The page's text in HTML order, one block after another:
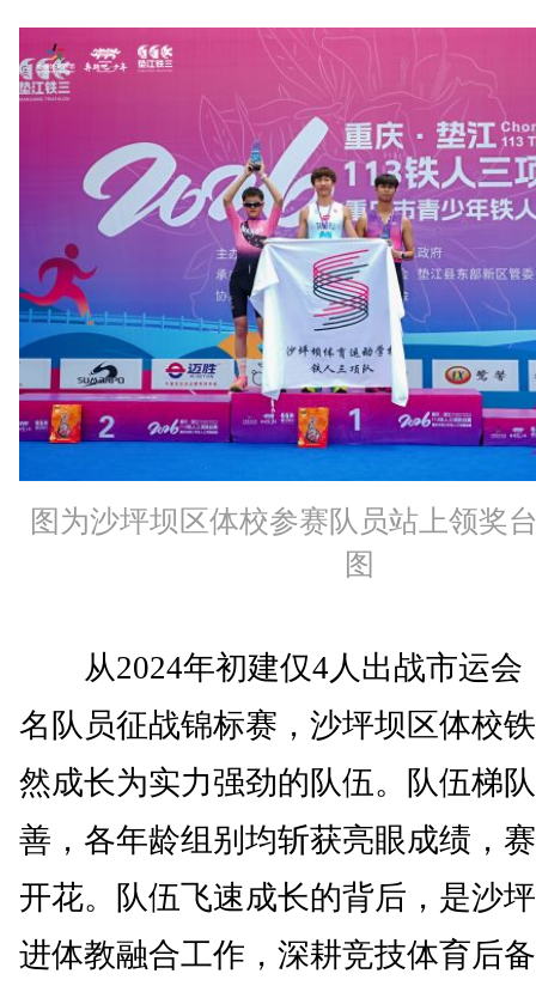
图为沙坪坝区体校参赛队员站上领奖
图
从2024年初建仅4人出战市运会
名队员征战锦标赛，沙坪坝区体校
然成长为实力强劲的队伍。队伍梯
善，各年龄组别均斩获亮眼成绩，
开花。队伍飞速成长的背后，是沙
进体教融合工作，深耕竞技体育后